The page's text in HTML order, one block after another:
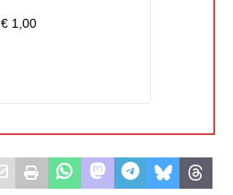
€ 1,00